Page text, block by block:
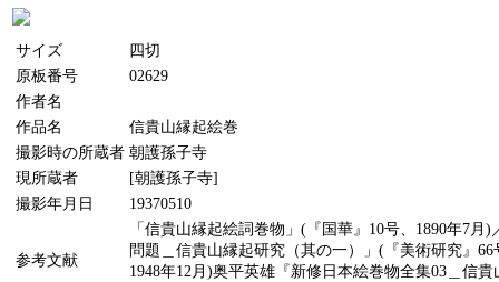
サイズ
四切
原板番号
02629
作者名
作品名
信貴山縁起絵巻
撮影時の所蔵者 朝護孫子寺
現所蔵者
[朝護孫子寺]
撮影年月日
19370510
参考文献
「信貴山縁起絵詞巻物」(『国華』10号、1890年7
問題＿信貴山縁起研究（其の一）」(『美術研究』
1948年12月)奥平英雄『新修日本絵巻物全集03＿信